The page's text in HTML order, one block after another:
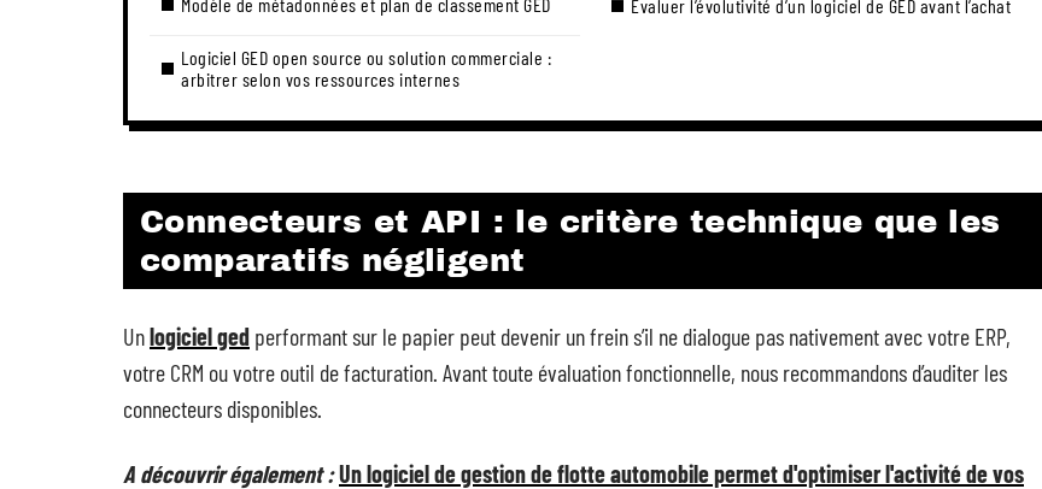
Logiciel GED open source ou solution commerciale :
arbitrer selon vos ressources internes
Évaluer l’évolutivité d’un logiciel de GED avant l’achat
Connecteurs et API : le critère technique que les
comparatifs négligent
Unlogiciel ged performant sur le papier peut devenir un frein s’il ne dialogue pas nativement avec votre ERP,
votre CRM ou votre outil de facturation. Avant toute évaluation fonctionnelle, nous recommandons d’auditer les
connecteurs disponibles.
A découvrir également :Un logiciel de gestion de flotte automobile permet d'optimiser l'activité de vos